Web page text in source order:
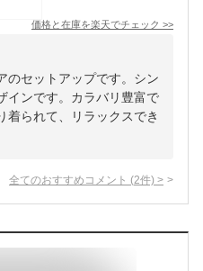
価格と在庫を楽天でチェック >>
のセットアップです。シン
インです。カラバリ豊富で
着られて、リラックスでき
全てのおすすめコメント (2件) >